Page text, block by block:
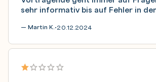
sehr informativ bis auf Fehler in
— Martin K.•20.12.2024